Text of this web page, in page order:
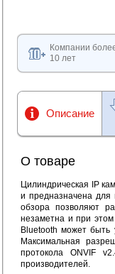
Компании
10 лет
Описание
О товаре
Цилиндрическая IP
и предназначена
обзора позволяют
незаметна и при
Bluetooth может быть
Максимальная
протокола ONVIF
производителей.